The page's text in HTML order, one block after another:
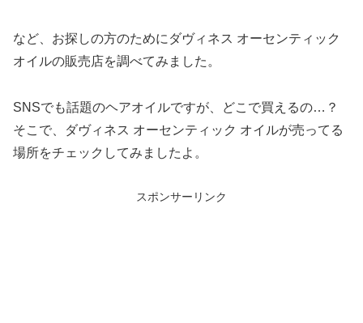
など、お探しの方のためにダヴィネス オーセンティック
オイルの販売店を調べてみました。
SNSでも話題のヘアオイルですが、どこで買えるの…？
そこで、ダヴィネス オーセンティック オイルが売ってる
場所をチェックしてみましたよ。
スポンサーリンク